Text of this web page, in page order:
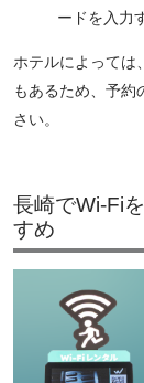
ードを入力
ホテルによっては
もあるため、予約
さい。
長崎でWi-Fi
すめ